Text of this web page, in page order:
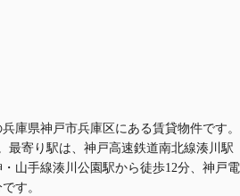
らへ
庫県神戸市兵庫区にある賃貸物件です。
最寄り駅は、神戸高速鉄道南北線湊川駅
山手線湊川公園駅から徒歩12分、神戸電
す。